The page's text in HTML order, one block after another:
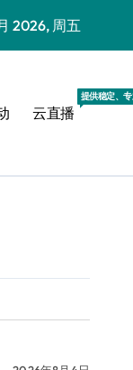
2026, 周五
云直播
提供稳定、